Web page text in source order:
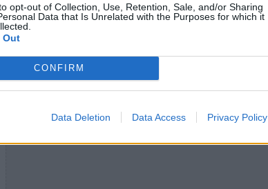
opt-out of Collection, Use, Retention, Sale, and/or Sharing
Data that Is Unrelated with the Purposes for which it
Out
CONFIRM
Data Deletion Data Access Privacy Policy
25 ευρώ (early bird), 27 ευρώ, 30 ευρώ